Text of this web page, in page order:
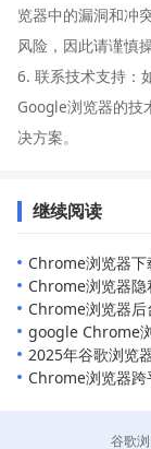
览器中的漏洞和冲
风险，因此请谨慎操
6. 联系技术支持：
Google浏览器的技
决方案。
继续阅读
Chrome浏览器
Chrome浏览器隐
Chrome浏览器
google Chrome
2025年谷歌浏览
Chrome浏览器
谷歌